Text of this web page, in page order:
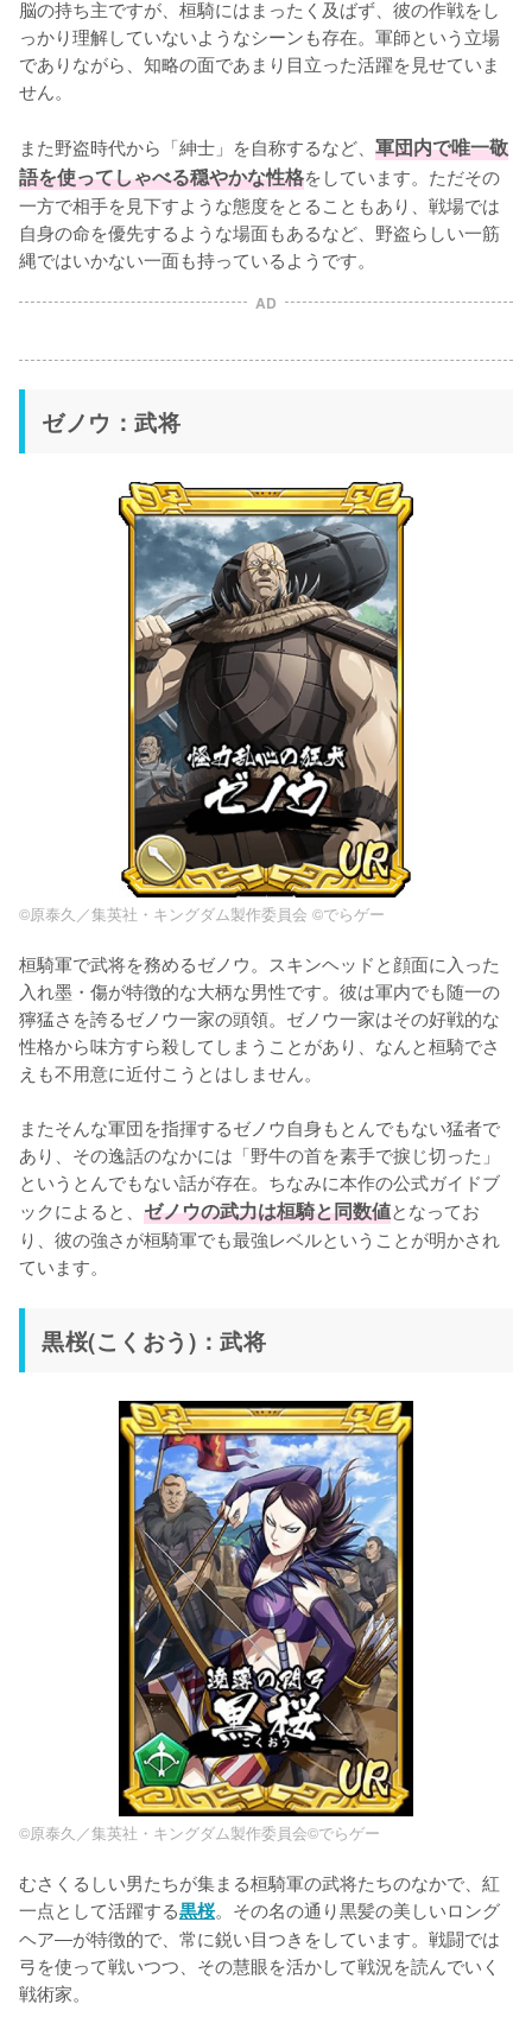
脳の持ち主ですが、桓騎にはまったく及ばず、彼の作戦をし
っかり理解していないようなシーンも存在。軍師という立場
でありながら、知略の面であまり目立った活躍を見せていま
せん。
また野盗時代から「紳士」を自称するなど、 軍団内で唯一敬
語を使ってしゃべる穏やかな性格をしています。ただその
一方で相手を見下すような態度をとることもあり、戦場では
自身の命を優先するような場面もあるなど、野盗らしい一筋
縄ではいかない一面も持っているようです。
AD
ゼノウ：武将
©原泰久／集英社・キングダム製作委員会 ©でらゲー
桓騎軍で武将を務めるゼノウ。スキンヘッドと顔面に入った
入れ墨・傷が特徴的な大柄な男性です。彼は軍内でも随一の
獰猛さを誇るゼノウ一家の頭領。ゼノウ一家はその好戦的な
性格から味方すら殺してしまうことがあり、なんと桓騎でさ
えも不用意に近付こうとはしません。
またそんな軍団を指揮するゼノウ自身もとんでもない猛者で
あり、その逸話のなかには「野牛の首を素手で捩じ切った」
というとんでもない話が存在。ちなみに本作の公式ガイドブ
ックによると、 ゼノウの武力は桓騎と同数値となってお
り、彼の強さが桓騎軍でも最強レベルということが明かされ
ています。
黒桜(こくおう)：武将
©原泰久／集英社・キングダム製作委員会©でらゲー
むさくるしい男たちが集まる桓騎軍の武将たちのなかで、紅
一点として活躍する黒桜。その名の通り黒髪の美しいロング
ヘア―が特徴的で、常に鋭い目つきをしています。戦闘では
弓を使って戦いつつ、その慧眼を活かして戦況を読んでいく
戦術家。